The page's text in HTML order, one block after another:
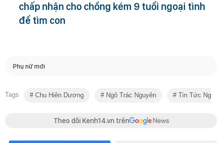
chấp nhận cho chồng kém 9 tuổi ngoại tình
để tìm con
Phụ nữ mới
Tags Chu Hiên Dương Ngô Trác Nguyên Tin Tức Ngôi
Theo dõi Kenh14.vn trên